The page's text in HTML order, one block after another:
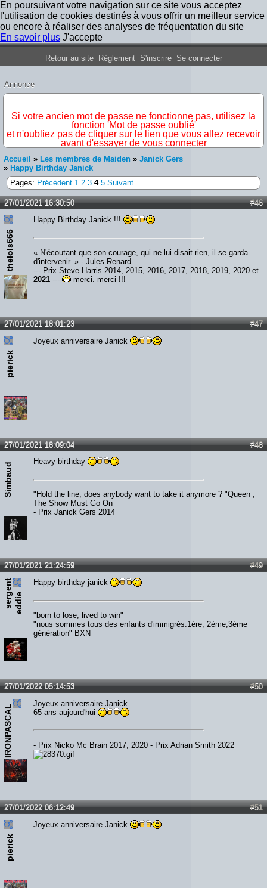
En poursuivant votre navigation sur ce site vous acceptez
l'utilisation de cookies destinés à vous offrir un meilleur service
ou encore à réaliser des analyses de fréquentation du site
En savoir plus J'accepte
Forum Iron Maiden France
Retour au site Règlement S'inscrire Se connecter
Annonce
Si votre ancien mot de passe ne fonctionne pas, utilisez la
fonction 'Mot de passe oublié'
et n'oubliez pas de cliquer sur le lien que vous allez recevoir
avant d'essayer de vous connecter
Accueil » Les membres de Maiden » Janick Gers
» Happy Birthday Janick
Pages: Précédent 1 2 3 4 5 Suivant
#46
27/01/2021 16:30:50
thelols666
Happy Birthday Janick !!!
« N'écoutant que son courage, qui ne lui disait rien, il se garda
d'intervenir. » - Jules Renard
--- Prix Steve Harris 2014, 2015, 2016, 2017, 2018, 2019, 2020 et
2021 --- merci, merci !!!
#47
27/01/2021 18:01:23
pierick
Joyeux anniversaire Janick
#48
27/01/2021 18:09:04
Simbaud
Heavy birthday
"Hold the line, does anybody want to take it anymore ? "Queen ,
The Show Must Go On
- Prix Janick Gers 2014
#49
27/01/2021 21:24:59
s
e
rg
e
n
t
e
d
d
ie
Happy birthday janick
"born to lose, lived to win"
"nous sommes tous des enfants d'immigrés.1ère, 2ème,3ème
génération" BXN
#50
27/01/2022 05:14:53
IRONPASCAL
Joyeux anniversaire Janick
65 ans aujourd'hui
- Prix Nicko Mc Brain 2017, 2020 - Prix Adrian Smith 2022
#51
27/01/2022 06:12:49
pierick
Joyeux anniversaire Janick